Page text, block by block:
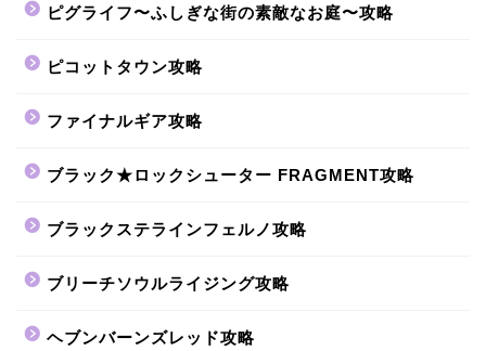
ピグライフ〜ふしぎな街の素敵なお庭〜攻略
ピコットタウン攻略
ファイナルギア攻略
ブラック★ロックシューター FRAGMENT攻略
ブラックステラインフェルノ攻略
ブリーチソウルライジング攻略
ヘブンバーンズレッド攻略